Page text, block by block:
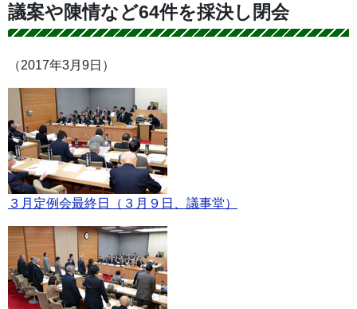
議案や陳情など64件を採決し閉会
（2017年3月9日）
３月定例会最終日（３月９日、議事堂）